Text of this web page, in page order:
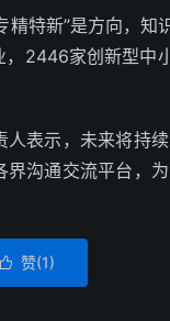
特新”是方向，
2446家创新型中
表示，未来将持
沟通交流平台，
赞(1)